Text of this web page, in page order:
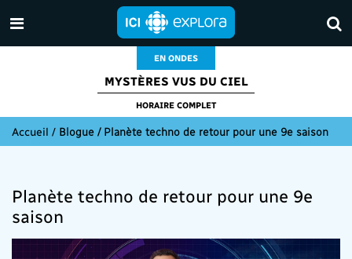
EN ONDES
MYSTÈRES VUS DU CIEL
HORAIRE COMPLET
Accueil / Blogue / Planète techno de retour pour une 9e saison
Planète techno de retour pour une 9e
saison